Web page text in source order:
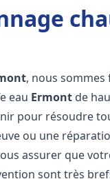
, nous
eau Ermont de
pour résoudre
ou une
assurer que
sont très